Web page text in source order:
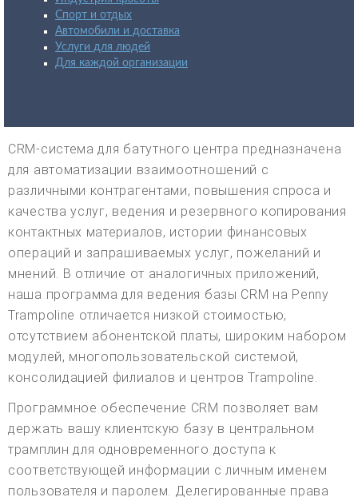
Спорт и отдых
Автомобили и доставка
Услуги для людей
Для каждой организации
CRM-система для батутного центра предназначена
для автоматизации взаимоотношений с
различными контрагентами, повышения спроса и
качества услуг, ведения и резервного копирования
контактных материалов, истории финансовых
операций и запрашиваемых услуг, пожеланий и
мнений. В отличие от аналогичных приложений,
наша программа для ведения базы CRM на Penny
Trampoline отличается низкой стоимостью,
отсутствием абонентской платы, широким набором
модулей, многопользовательской системой,
консолидацией филиалов и центров Trampoline.
Программное обеспечение CRM позволяет вам
держать вашу клиентскую базу в центральном
трамплин для одновременного доступа к
соответствующей информации с личным именем
пользователя и паролем. Делегированные права